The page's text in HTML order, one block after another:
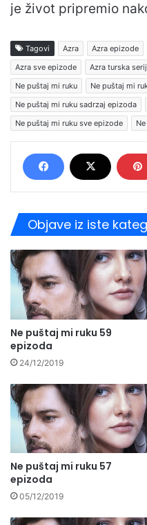
je život pripremio
Tagovi Azra Azra epizode
Azra sve epizode
Azra turska
Ne puštaj mi ruku
Ne puštaj mi
Ne puštaj mi ruku sadrzaj epizoda
Ne puštaj mi ruku sve epizode
Objave iz iste
Ne puštaj mi ruku 59
epizoda
24/12/2019
Ne puštaj mi ruku 57
epizoda
05/12/2019